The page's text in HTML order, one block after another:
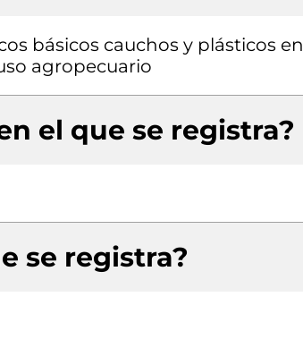
básicos cauchos y plásticos en
agropecuario
el que se registra?
se registra?